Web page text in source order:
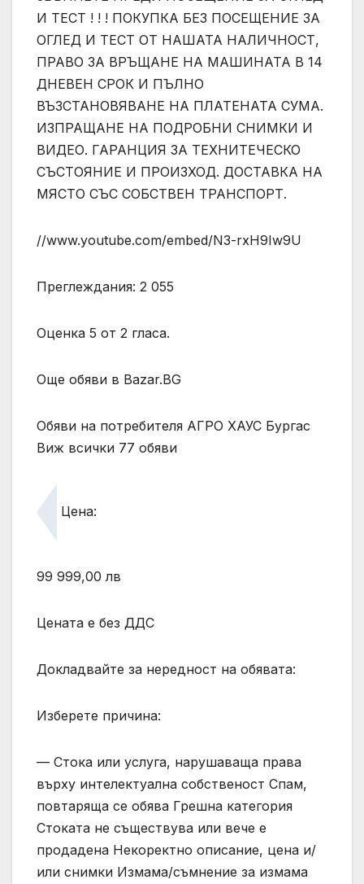
И ТЕСТ ! ! ! ПОКУПКА БЕЗ ПОСЕЩЕНИЕ ЗА
ОГЛЕД И ТЕСТ ОТ НАШАТА НАЛИЧНОСТ,
ПРАВО ЗА ВРЪЩАНЕ НА МАШИНАТА В 14
ДНЕВЕН СРОК И ПЪЛНО
ВЪЗСТАНОВЯВАНЕ НА ПЛАТЕНАТА СУМА.
ИЗПРАЩАНЕ НА ПОДРОБНИ СНИМКИ И
ВИДЕО. ГАРАНЦИЯ ЗА ТЕХНИТЕЧЕСКО
СЪСТОЯНИЕ И ПРОИЗХОД. ДОСТАВКА НА
МЯСТО СЪС СОБСТВЕН ТРАНСПОРТ.
//www.youtube.com/embed/N3-rxH9Iw9U
Преглеждания: 2 055
Оценка 5 от 2 гласа.
Още обяви в Bazar.BG
Обяви на потребителя АГРО ХАУС Бургас
Виж всички 77 обяви
Цена:
99 999,00 лв
Цената е без ДДС
Докладвайте за нередност на обявата:
Изберете причина:
— Стока или услуга, нарушаваща права
върху интелектуална собственост Спам,
повтаряща се обява Грешна категория
Стоката не съществува или вече е
продадена Некоректно описание, цена и/
или снимки Измама/съмнение за измама